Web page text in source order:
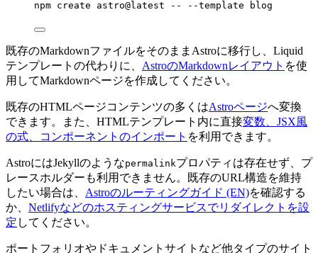
npm create astro@latest -- --template blog
既存のMarkdownファイルをそのままAstroに移行し、Liquid
テンプレートの代わりに、 AstroのMarkdownレイアウト を使
用してMarkdownページを作成してください。
既存のHTMLページコンテンツの多くはAstroページへ変換
できます。また、HTMLテンプレート内に直接変数、JSX風
の式、コンポーネントのインポート を利用できます。
AstroにはJekyllのようなpermalinkプロパティは存在せず、プ
レースホルダーも利用できません。既存のURL構造を維持
したい場合は、 Astroのルーティングガイド (EN)を確認する
か、 Netlifyなどのホスティングサービスでリダイレクトを設
定 してください。
ポートフォリオやドキュメントサイトなど他タイプのサイト